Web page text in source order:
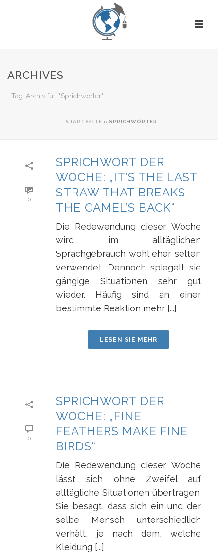
ARCHIVES
Tag-Archiv für: "Sprichwörter"
STARTSEITE » SPRICHWÖRTER
0
SPRICHWORT DER
WOCHE: „IT’S THE LAST
STRAW THAT BREAKS
THE CAMEL’S BACK“
Die Redewendung dieser Woche
wird im alltäglichen
Sprachgebrauch wohl eher selten
verwendet. Dennoch spiegelt sie
gängige Situationen sehr gut
wieder. Häufig sind an einer
bestimmte Reaktion mehr [...]
LESEN SIE MEHR
0
SPRICHWORT DER
WOCHE: „FINE
FEATHERS MAKE FINE
BIRDS“
Die Redewendung dieser Woche
lässt sich ohne Zweifel auf
alltägliche Situationen übertragen.
Sie besagt, dass sich ein und der
selbe Mensch unterschiedlich
verhält, je nach dem, welche
Kleidung [...]